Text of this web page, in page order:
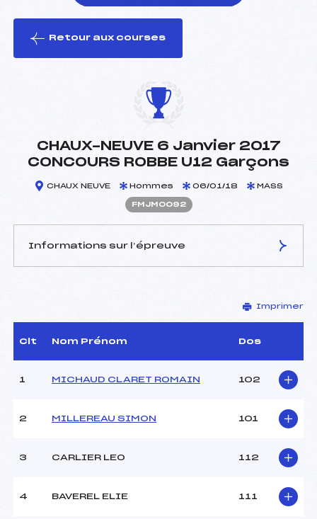
le ski
Retour aux courses
CHAUX-NEUVE 6 Janvier 2017
CONCOURS ROBBE U12 Garçons
CHAUX NEUVE Hommes 06/01/18 MASS
FMJM0092
Informations sur l’épreuve
HENRIET JEAN PIERRE
(MJ)
D.T Adjoint :
Le Pré Poncet
Point Haut :
Imprimer
Clt Nom Prénom Dos
1 MICHAUD CLARET ROMAIN 102
2 MILLEREAU SIMON 101
3 CARLIER LEO 112
4 BAVEREL ELIE 111